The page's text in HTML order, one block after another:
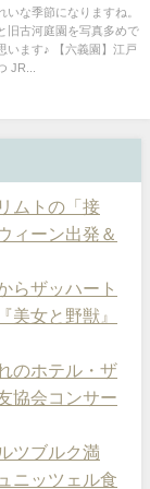
いな季節になりますね。
旧古河庭園を写真多めで
います♪ 【六義園】江戸
JR...
ムトの「接
ィーン出発＆
らザッハート
美女と野獣』
のホテル・ザ
協会コンサー
ツブルク満
ニッツェル食